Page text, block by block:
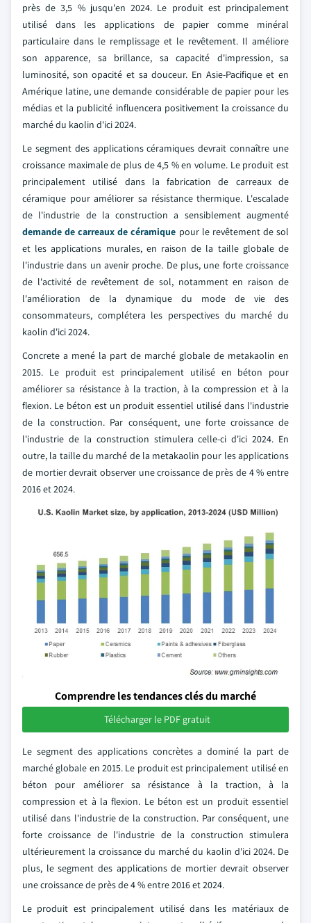
près de 3,5 % jusqu'en 2024. Le produit est principalement
utilisé dans les applications de papier comme minéral
particulaire dans le remplissage et le revêtement. Il améliore
son apparence, sa brillance, sa capacité d'impression, sa
luminosité, son opacité et sa douceur. En Asie-Pacifique et en
Amérique latine, une demande considérable de papier pour les
médias et la publicité influencera positivement la croissance du
marché du kaolin d'ici 2024.
Le segment des applications céramiques devrait connaître une
croissance maximale de plus de 4,5 % en volume. Le produit est
principalement utilisé dans la fabrication de carreaux de
céramique pour améliorer sa résistance thermique. L'escalade
de l'industrie de la construction a sensiblement augmenté
demande de carreaux de céramique pour le revêtement de sol
et les applications murales, en raison de la taille globale de
l'industrie dans un avenir proche. De plus, une forte croissance
de l'activité de revêtement de sol, notamment en raison de
l'amélioration de la dynamique du mode de vie des
consommateurs, complétera les perspectives du marché du
kaolin d'ici 2024.
Concrete a mené la part de marché globale de metakaolin en
2015. Le produit est principalement utilisé en béton pour
améliorer sa résistance à la traction, à la compression et à la
flexion. Le béton est un produit essentiel utilisé dans l'industrie
de la construction. Par conséquent, une forte croissance de
l'industrie de la construction stimulera celle-ci d'ici 2024. En
outre, la taille du marché de la metakaolin pour les applications
de mortier devrait observer une croissance de près de 4 % entre
2016 et 2024.
Comprendre les tendances clés du marché
Télécharger le PDF gratuit
Le segment des applications concrètes a dominé la part de
marché globale en 2015. Le produit est principalement utilisé en
béton pour améliorer sa résistance à la traction, à la
compression et à la flexion. Le béton est un produit essentiel
utilisé dans l'industrie de la construction. Par conséquent, une
forte croissance de l'industrie de la construction stimulera
ultérieurement la croissance du marché du kaolin d'ici 2024. De
plus, le segment des applications de mortier devrait observer
une croissance de près de 4 % entre 2016 et 2024.
Le produit est principalement utilisé dans les matériaux de